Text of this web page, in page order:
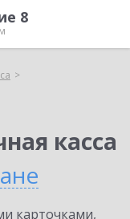
8
касса
карточками,